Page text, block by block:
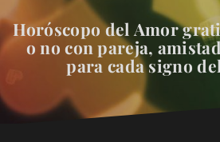
Horóscopo del Amor
o no con pareja,
para cada signo